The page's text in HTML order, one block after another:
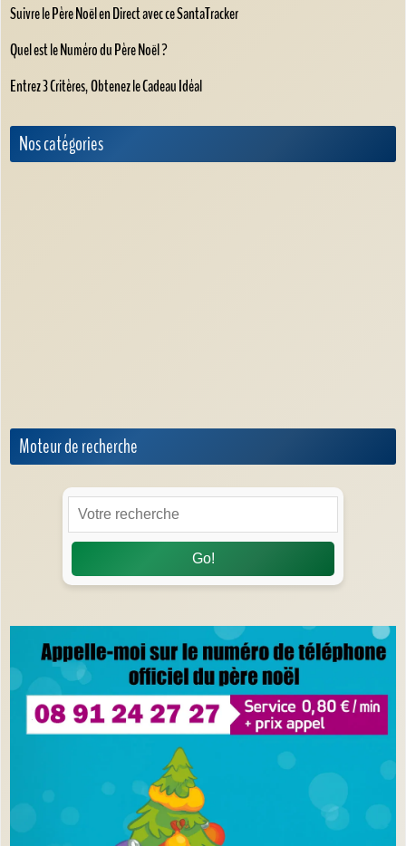
Suivre le Père Noël en Direct avec ce SantaTracker
Quel est le Numéro du Père Noël ?
Entrez 3 Critères, Obtenez le Cadeau Idéal
Nos catégories
Moteur de recherche
Go!